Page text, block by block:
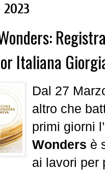
Italiana
Dal 27
altro che
primi giorni
Wonders è
ai lavori per